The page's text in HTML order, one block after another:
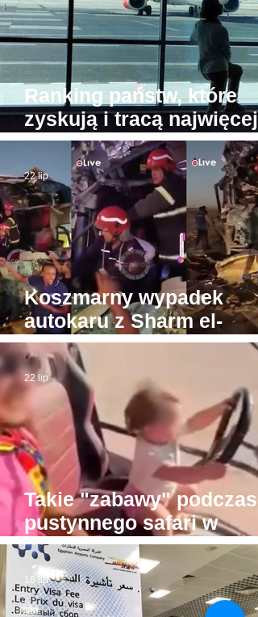
Ranking państw, które
zyskują i tracą najwięcej
turystów. Na przeciwnych
biegunach Egipt i
Koszmarny wypadek
autokaru z Sharm el-
Sheikh do Gizy. Turyści
byli w drodze do Piramid
22 lip
Takie "zabawy" podczas
pustynnego safari w
Hurghadzie. Co trzeba
mieć w głowie, żeby na to
pozwolić?!
22 lip
16 lip